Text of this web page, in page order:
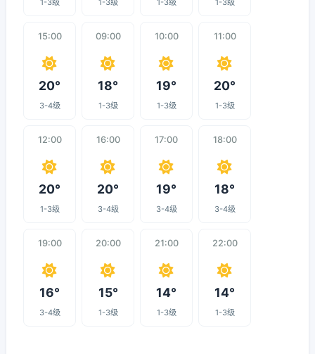
1-3级 1-3级 1-3级 1-3级
15:00
20°
3-4级
09:00
18°
1-3级
10:00
19°
1-3级
11:00
20°
1-3级
12:00
20°
1-3级
16:00
20°
3-4级
17:00
19°
3-4级
18:00
18°
3-4级
19:00
16°
3-4级
20:00
15°
1-3级
21:00
14°
1-3级
22:00
14°
1-3级